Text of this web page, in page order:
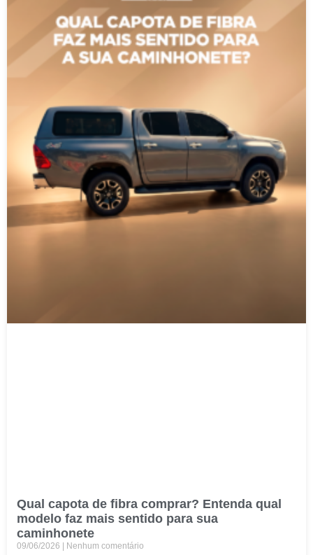
Qual capota de fibra comprar? Entenda qual
modelo faz mais sentido para sua
caminhonete
09/06/2026 Nenhum comentário